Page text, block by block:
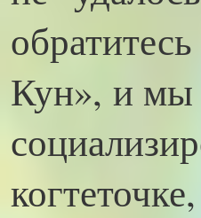
Кун», и мы